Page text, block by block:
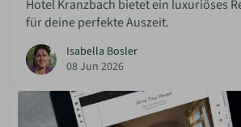
Hotel Kranzbach bietet ein luxuriöses
für deine perfekte Auszeit.
Isabella Bosler
08 Jun 2026